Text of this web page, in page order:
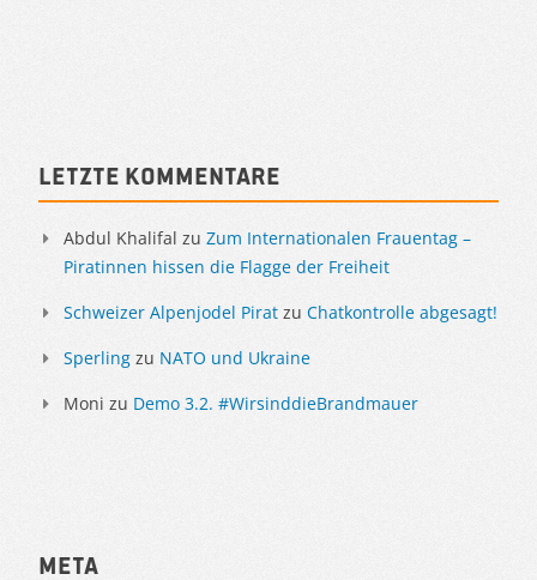
Sidebar
Letzte Kommentare
Abdul Khalifal zu Zum Internationalen Frauentag –
Piratinnen hissen die Flagge der Freiheit
Schweizer Alpenjodel Pirat zu Chatkontrolle abgesagt!
Sperling zu NATO und Ukraine
Moni zu Demo 3.2. #WirsinddieBrandmauer
Meta